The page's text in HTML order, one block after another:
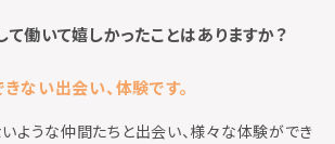
て働いて嬉しかったことはありますか？
ない出会い、体験です。
ような仲間たちと出会い、様々な体験ができ